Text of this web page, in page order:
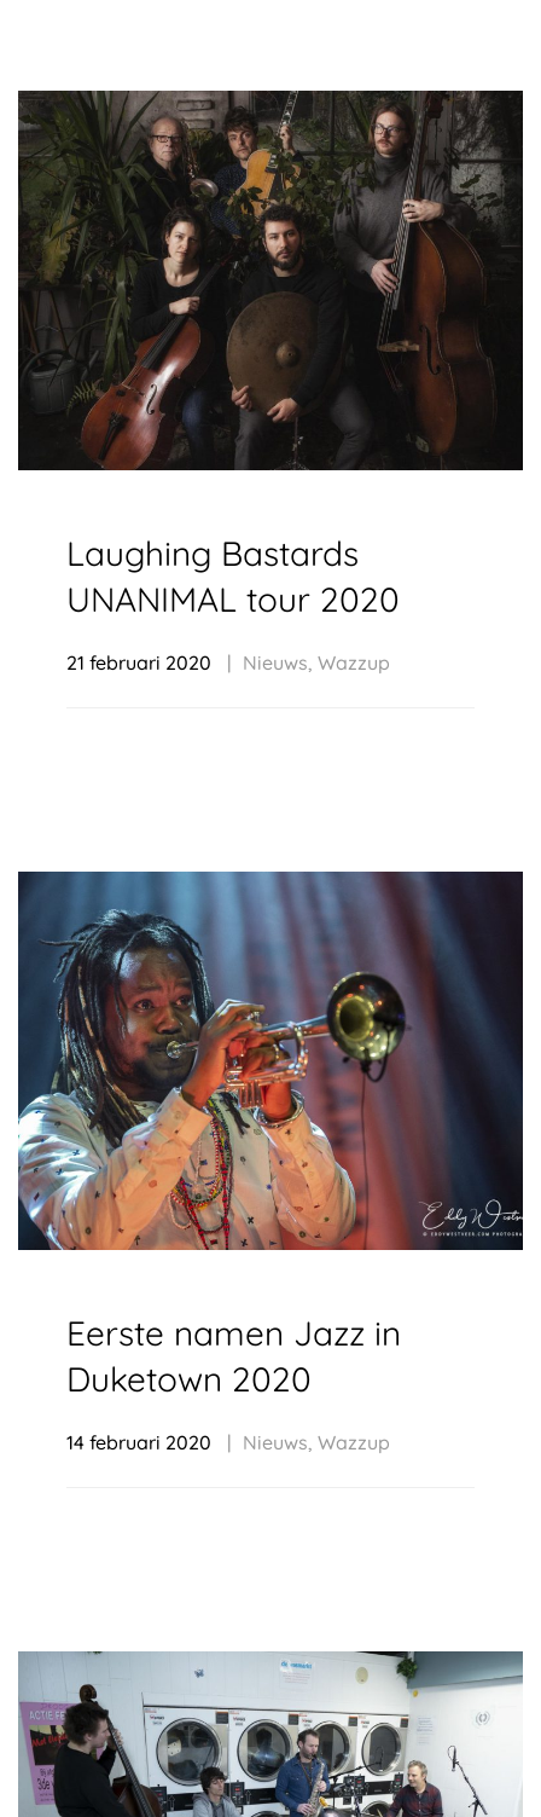
Laughing Bastards
UNANIMAL tour 2020
21 februari 2020 Nieuws Wazzup
Eerste namen Jazz in
Duketown 2020
14 februari 2020 Nieuws, Wazzup